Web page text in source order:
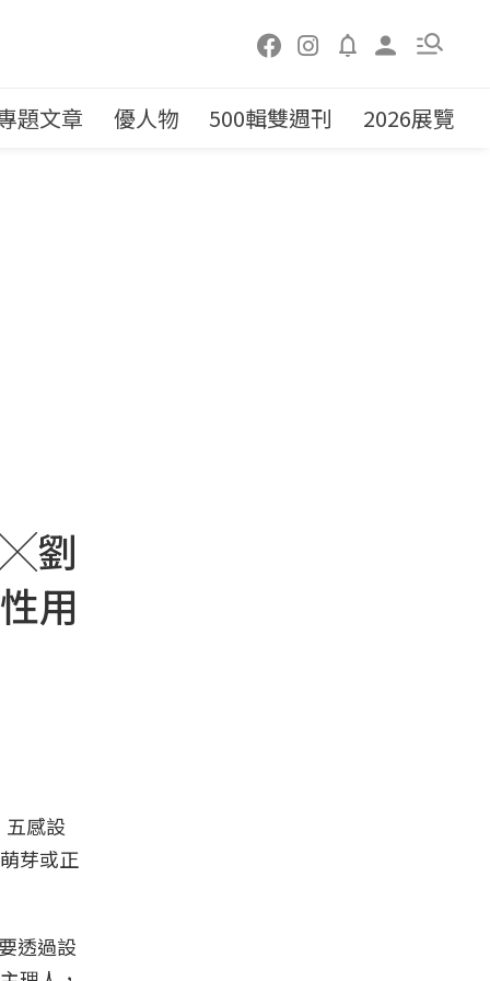
題文章 優人物 500輯雙週刊 2026展覽
劉
用
感設
芽或正
透過設